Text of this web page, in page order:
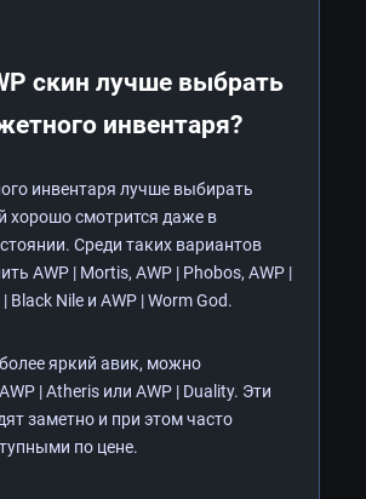
скин лучше выбрать
инвентаря?
инвентаря лучше выбирать
хорошо смотрится даже в
Среди таких вариантов
AWP | Mortis, AWP | Phobos, AWP |
Black Nile и AWP | Worm God.
яркий авик, можно
| Atheris или AWP | Duality. Эти
заметно и при этом часто
по цене.